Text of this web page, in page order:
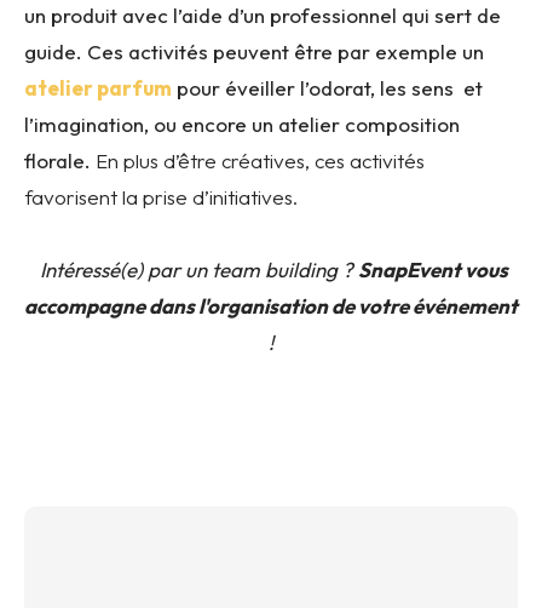
un produit avec l’aide d’un professionnel qui sert de
guide. Ces activités peuvent être par exemple un
atelier parfum pour éveiller l’odorat, les sens et
l’imagination, ou encore un atelier composition
florale. En plus d’être créatives, ces activités
favorisent la prise d’initiatives.
Intéressé(e) par un team building ?SnapEvent vous
accompagne dans l'organisation de votre événement
!